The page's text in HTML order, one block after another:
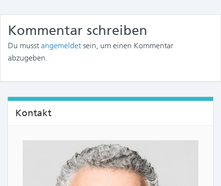
Kommentar schreiben
Du musst angemeldet sein, um einen Kommentar
abzugeben.
Kontakt